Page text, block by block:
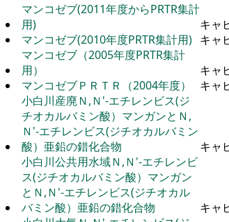
マンコゼブ(2011年度からPRTR集計
用)
キャ
マンコゼブ(2010年度PRTR集計用) キャ
マンコゼブ（2005年度PRTR集計
用）
キャ
マンコゼブＰＲＴＲ（2004年度）
キャ
小白川産廃Ｎ,Ｎ'-エチレンビス(ジ
チオカルバミン酸）マンガンとＮ,
Ｎ'-エチレンビス(ジチオカルバミン
酸）亜鉛の錯化合物
キャ
小白川公共用水域Ｎ,Ｎ'-エチレンビ
ス(ジチオカルバミン酸）マンガン
とＮ,Ｎ'-エチレンビス(ジチオカル
バミン酸）亜鉛の錯化合物
キャ